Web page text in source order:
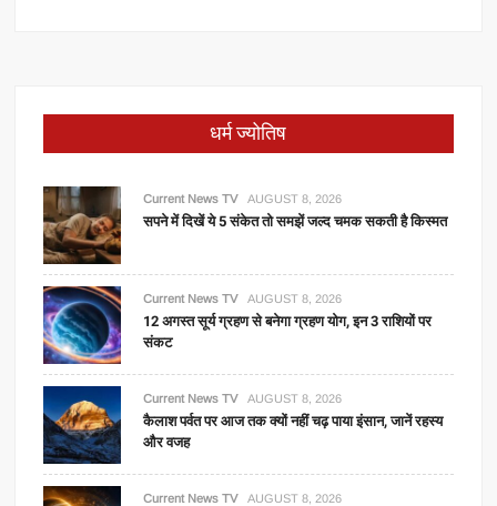
धर्म ज्योतिष
Current News TV AUGUST 8, 2026
सपने में दिखें ये 5 संकेत तो समझें जल्द चमक सकती है किस्मत
Current News TV AUGUST 8, 2026
12 अगस्त सूर्य ग्रहण से बनेगा ग्रहण योग, इन 3 राशियों पर
संकट
Current News TV AUGUST 8, 2026
कैलाश पर्वत पर आज तक क्यों नहीं चढ़ पाया इंसान, जानें रहस्य
और वजह
Current News TV AUGUST 8, 2026